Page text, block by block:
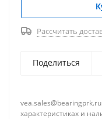
Рассчитать
Поделиться
характеристиках и